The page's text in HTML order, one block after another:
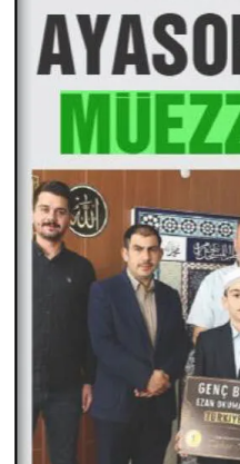
Tekirdağ Müftülüğü
Tokat Müftülüğü
Trabzon Müftülüğü
Tunceli Müftülüğü
Uşak Müftülüğü
Van Müftülüğü
Yalova Müftülüğü
Yozgat Müftülüğü